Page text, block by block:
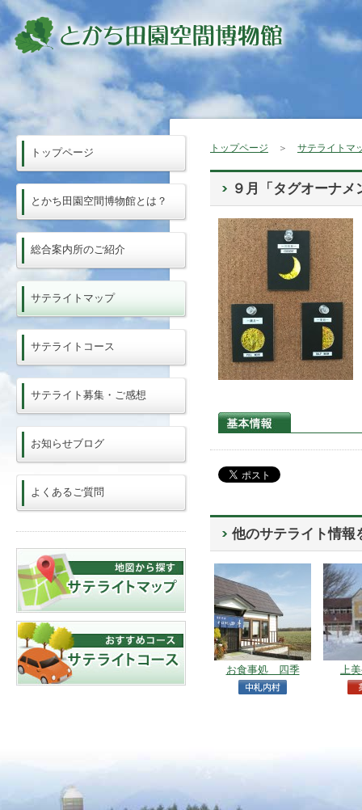
トップページ ＞ サテライトマ
９月「タグオーナメ
他のサテライト情報
お食事処 四季 上
トップページ
とかち田園空間博物館とは？
総合案内所のご紹介
サテライトマップ
サテライトコース
サテライト募集・ご感想
お知らせブログ
よくあるご質問